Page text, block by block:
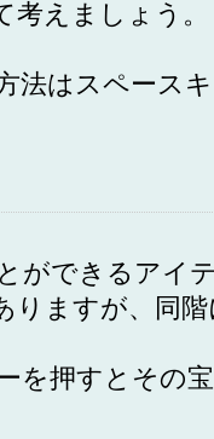
考えましょう。
法はスペース
ができるアイ
りますが、同
を押すとその